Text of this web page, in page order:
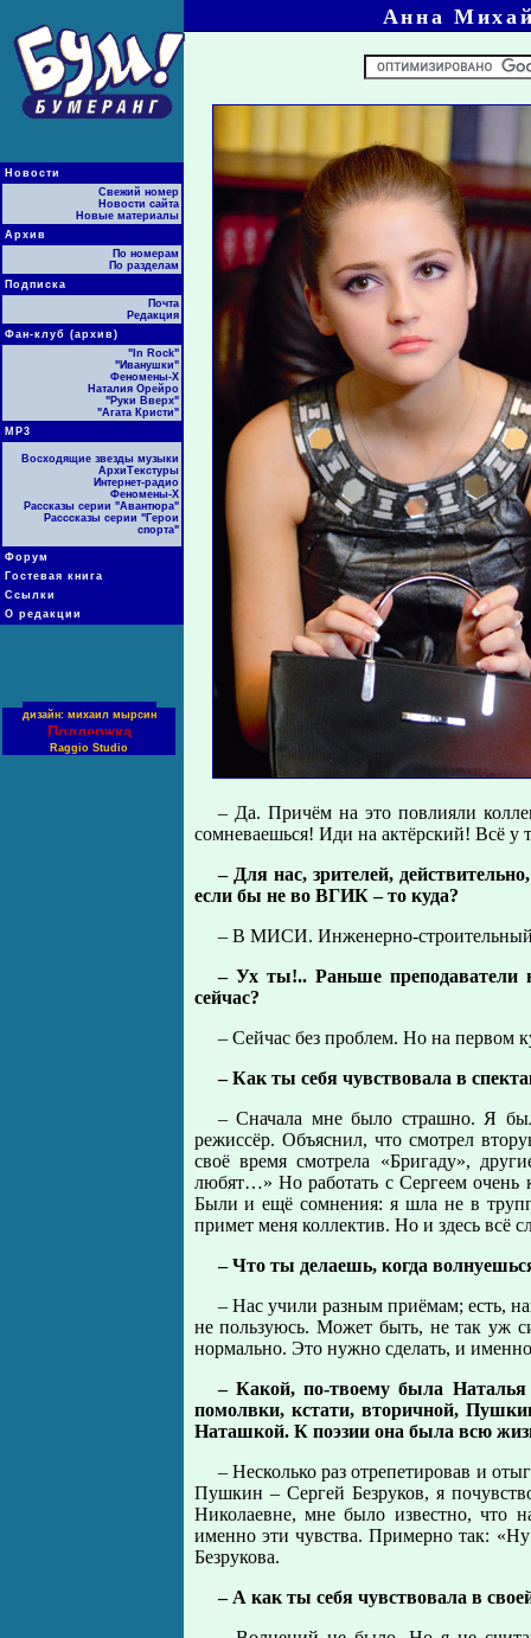
Новости
Свежий номер
Новости сайта
Новые материалы
Архив
По номерам
По разделам
Подписка
Почта
Редакция
Фан-клуб (архив)
"In Rock"
"Иванушки"
Феномены-Х
Наталия Орейро
"Руки Вверх"
"Агата Кристи"
МР3
Восходящие звезды музыки
АрхиТекстуры
Интернет-радио
Феномены-Х
Рассказы серии "Авантюра"
Расссказы серии "Герои
спорта"
Форум
Гостевая книга
Ссылки
О редакции
дизайн: михаил мырсин
Поддержка
Raggio Studio
Анна
– Да. Причём на это повлияли
сомневаешься! Иди на актёрский! Всё у
– Для нас, зрителей,
если бы не во ВГИК – то куда?
– В МИСИ. Инженерно-
– Ух ты!.. Раньше преподаватели
сейчас?
– Сейчас без проблем. Но на первом
– Как ты себя чувствовала в
– Сначала мне было страшно. Я
режиссёр. Объяснил, что смотрел
своё время смотрела «Бригаду»,
любят…» Но работать с Сергеем очень
Были и ещё сомнения: я шла не в
примет меня коллектив. Но и здесь всё
– Что ты делаешь, когда
– Нас учили разным приёмам; есть,
не пользуюсь. Может быть, не так уж
нормально. Это нужно сделать, и
– Какой, по-твоему была
помолвки, кстати, вторичной,
Наташкой. К поэзии она была всю
– Несколько раз отрепетировав и
Пушкин – Сергей Безруков, я
Николаевне, мне было известно, что
именно эти чувства. Примерно так:
Безрукова.
– А как ты себя чувствовала в